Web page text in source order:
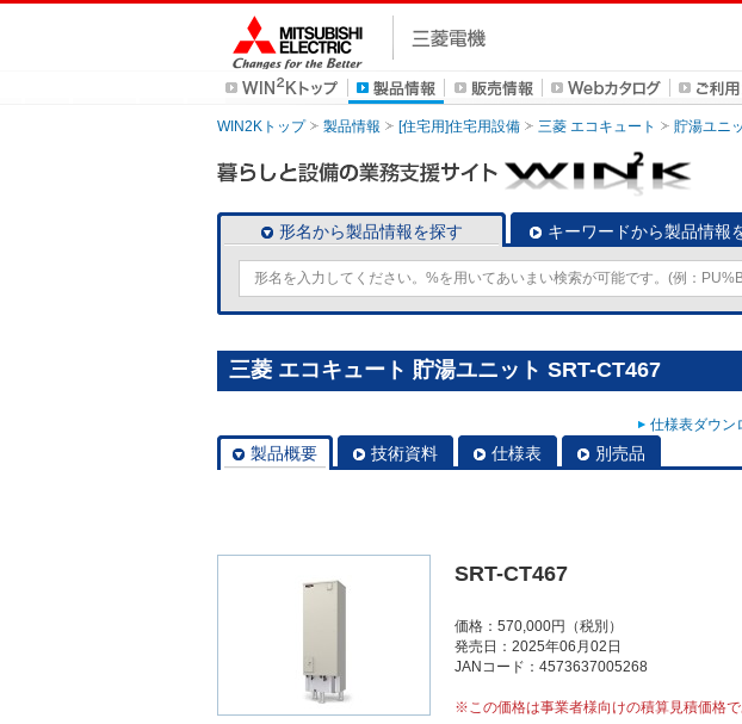
WIN2Kトップ 製品情報 [住宅用]住宅用設備 三菱 エコキュート 貯湯ユニ
形名から製品情報を探す キーワードから製品情報
三菱 エコキュート 貯湯ユニット SRT-CT467
仕様表ダウン
製品概要 技術資料 仕様表 別売品
SRT-CT467
価格：570,000円（税別）
発売日：2025年06月02日
JANコード：4573637005268
※この価格は事業者様向けの積算見積価格